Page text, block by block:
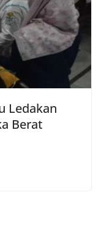
Ledakan
Berat